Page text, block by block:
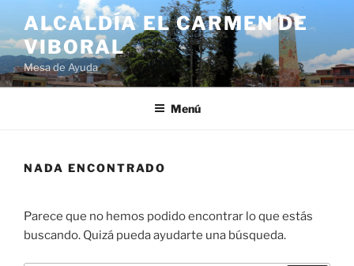
ALCALDÍA EL CARMEN DE
VIBORAL
Mesa de Ayuda
Menú
NADA ENCONTRADO
Parece que no hemos podido encontrar lo que estás
buscando. Quizá pueda ayudarte una búsqueda.